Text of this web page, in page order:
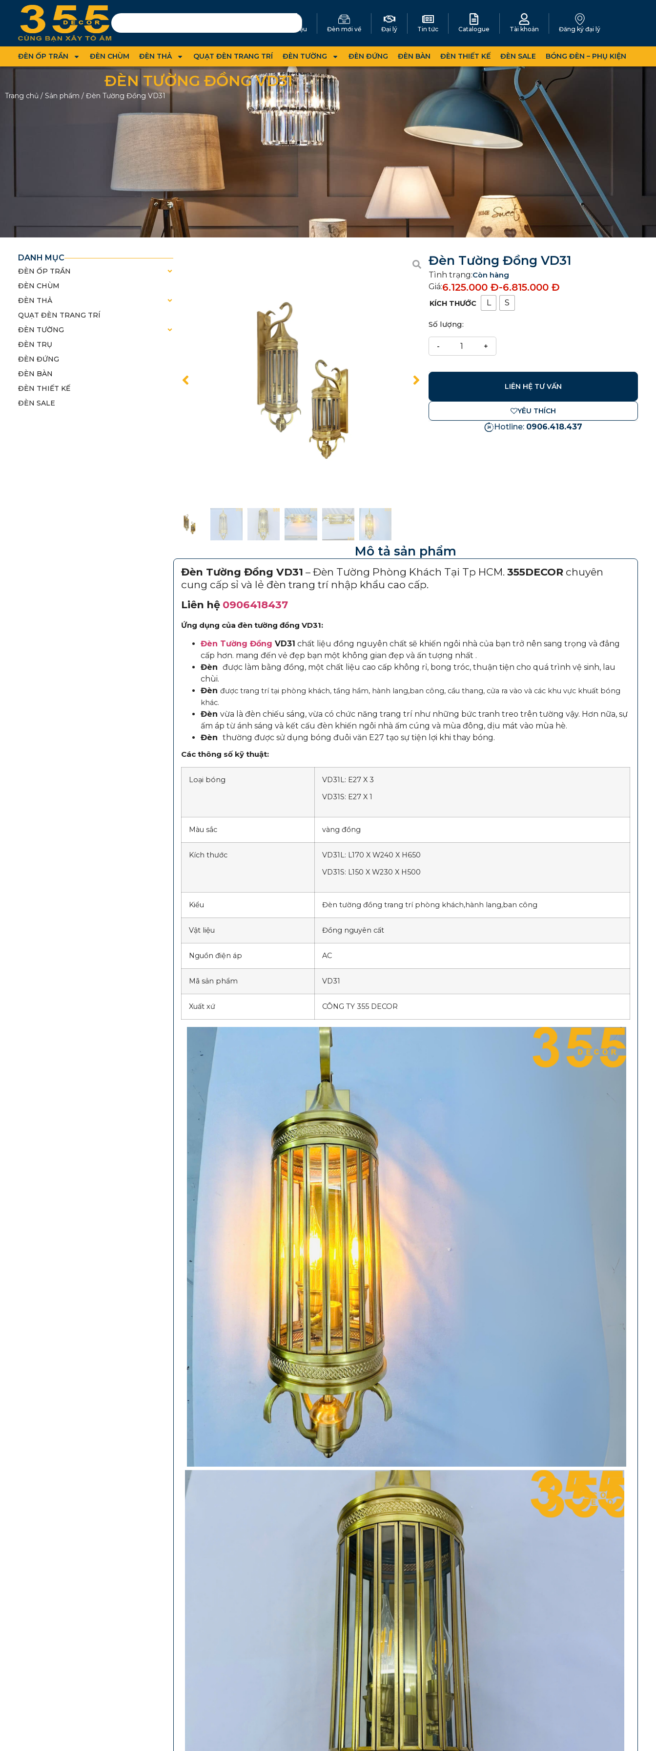
Giới thiệu Đèn mới về Đại lý Tin tức Catalogue Tài khoản Đăng ký đại lý
ĐÈN ỐP TRẦN ĐÈN CHÙM ĐÈN THẢ QUẠT ĐÈN TRANG TRÍ ĐÈN TƯỜNG ĐÈN ĐỨNG ĐÈN BÀN ĐÈN THIẾT KẾ ĐÈN SALE BÓNG ĐÈN – PHỤ KIỆN
ĐÈN TƯỜNG ĐỒNG VD31
Trang chủ / Sản phẩm / Đèn Tường Đồng VD31
DANH MỤC
ĐÈN ỐP TRẦN
ĐÈN CHÙM
ĐÈN THẢ
QUẠT ĐÈN TRANG TRÍ
ĐÈN TƯỜNG
ĐÈN TRỤ
ĐÈN ĐỨNG
ĐÈN BÀN
ĐÈN THIẾT KẾ
ĐÈN SALE
Đèn Tường Đồng VD31
Tình trạng:Còn hàng
Giá:6.125.000Đ-6.815.000Đ
KÍCH THƯỚC L S
Số lượng:
LIÊN HỆ TƯ VẤN
YÊU THÍCH
Hotline: 0906.418.437
Mô tả sản phẩm
Đèn Tường Đồng VD31 – Đèn Tường Phòng Khách Tại Tp HCM. 355DECORchuyên
cung cấp sỉ và lẻ đèn trang trí nhập khẩu cao cấp.
Liên hệ 0906418437
Ứng dụng của đèn tường đồng VD31:
Đèn Tường Đồng VD31 chất liệu đồng nguyên chất sẽ khiến ngôi nhà của bạn trở nên sang trọng và đẳng
cấp hơn. mang đến vẻ đẹp bạn một không gian đẹp và ấn tượng nhất .
Đèn được làm bằng đồng, một chất liệu cao cấp không rỉ, bong tróc, thuận tiện cho quá trình vệ sinh, lau
chùi.
Đèn được trang trí tại phòng khách, tầng hầm, hành lang,ban công, cầu thang, cửa ra vào và các khu vực khuất bóng
khác.
Đèn vừa là đèn chiếu sáng, vừa có chức năng trang trí như những bức tranh treo trên tường vậy. Hơn nữa, sự
ấm áp từ ánh sáng và kết cấu đèn khiến ngôi nhà ấm cúng và mùa đông, dịu mát vào mùa hè.
Đèn thường được sử dụng bóng đuôi văn E27 tạo sự tiện lợi khi thay bóng.
Các thông số kỹ thuật:
Loại bóng
VD31L: E27 X 3
VD31S: E27 X 1
Màu sắc vàng đồng
Kích thước
VD31L: L170 X W240 X H650
VD31S: L150 X W230 X H500
Kiểu Đèn tường đồng trang trí phòng khách,hành lang,ban công
Vật liệu Đồng nguyên cất
Nguồn điện áp AC
Mã sản phẩm VD31
Xuất xứ CÔNG TY 355 DECOR